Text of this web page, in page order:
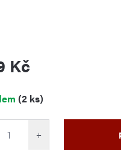
Kč
(2 ks)
+